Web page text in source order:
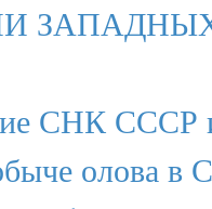
СНК
олова в